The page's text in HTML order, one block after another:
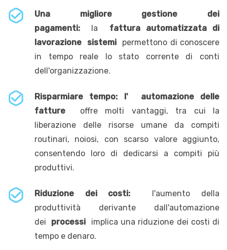
Una migliore gestione dei
pagamenti: la fattura automatizzata di
lavorazione
sistemi permettono di conoscere
in tempo reale lo stato corrente di conti
dell'organizzazione.
Risparmiare tempo: l'
automazione delle
fatture offre molti vantaggi, tra cui la
liberazione delle risorse umane da compiti
routinari, noiosi, con scarso valore aggiunto,
consentendo loro di dedicarsi a compiti più
produttivi.
Riduzione dei costi: l'aumento della
produttività derivante dall'automazione
dei processi implica una riduzione dei costi di
tempo e denaro.